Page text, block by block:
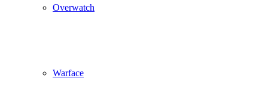
Overwatch
Warface